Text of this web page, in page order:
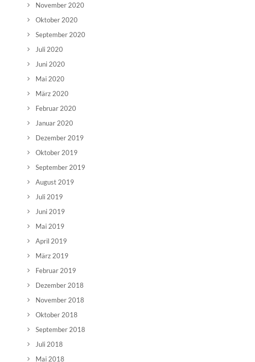
November 2020
Oktober 2020
September 2020
Juli 2020
Juni 2020
Mai 2020
März 2020
Februar 2020
Januar 2020
Dezember 2019
Oktober 2019
September 2019
August 2019
Juli 2019
Juni 2019
Mai 2019
April 2019
März 2019
Februar 2019
Dezember 2018
November 2018
Oktober 2018
September 2018
Juli 2018
Mai 2018